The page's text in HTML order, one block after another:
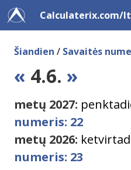
Calculaterix.com/lt
Šiandien / Savaitės
« 4.6. »
metų 2027:
numeris: 22
metų 2026:
numeris: 23